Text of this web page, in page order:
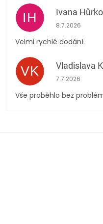
IH Ivana
Hodnocení
8.7.2026
Velmi rychlé dodání.
VK Vladislava
Hodnocení
7.7.2026
Vše proběhlo bez